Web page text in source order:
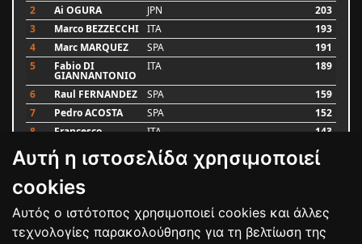
Αυτή η ιστοσελίδα χρησιμοποιεί
cookies
Αυτός ο ιστότοπος χρησιμοποιεί cookies και άλλες
τεχνολογίες παρακολούθησης για τη βελτίωση της
2
Ai OGURA JPN
203
3
Marco BEZZECCHI ITA
193
4
Marc MARQUEZ SPA
191
5
Fabio DI
GIANNANTONIO
ITA 189
6 Raul FERNANDEZ SPA
159
7
Pedro ACOSTA SPA
152
8
Francesco ITA 143
9 Alex MARQUEZ SPA
Luca MARINI
Bαθμολογία